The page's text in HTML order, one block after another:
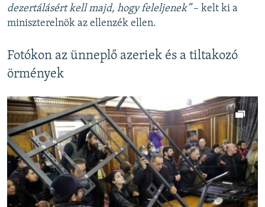
dezertálásért kell majd, hogy feleljenek”– kelt ki a
miniszterelnök az ellenzék ellen.
Fotókon az ünneplő azeriek és a tiltakozó
örmények